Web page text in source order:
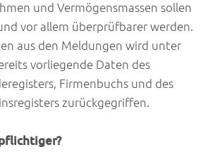
und Vermögensmassen sollen
vor allem überprüfbarer werden.
aus den Meldungen wird unter
vorliegende Daten des
Firmenbuchs und des
zurückgegriffen.